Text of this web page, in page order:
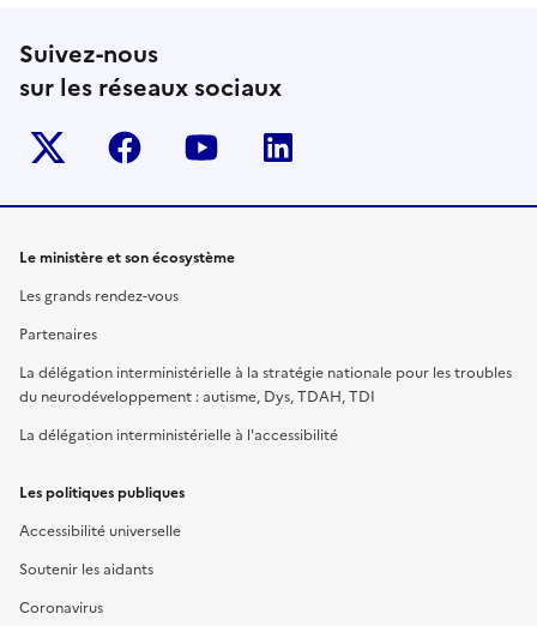
Suivez-nous
sur les réseaux sociaux
Twitter-x facebook youtube
Le ministère et son écosystème
Les grands rendez-vous
Partenaires
La délégation interministérielle à la stratégie nationale pour les troubles
du neurodéveloppement : autisme, Dys, TDAH, TDI
La délégation interministérielle à l'accessibilité
Les politiques publiques
Accessibilité universelle
Soutenir les aidants
Coronavirus